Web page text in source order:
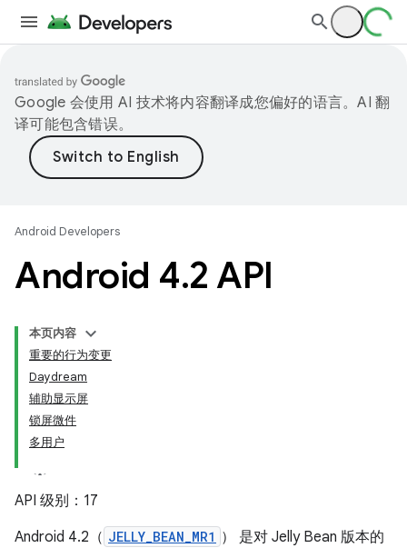
Google 会使用 AI 技术将内容翻译成您偏好的语言。AI 翻
译可能包含错误。
Android Developers
Android 4.2 API
本页内容
重要的行为变更
Daydream
辅助显示屏
锁屏微件
多用户
API 级别：17
Android 4.2（ JELLY_BEAN_MR1 ） 是对 Jelly Bean 版本的